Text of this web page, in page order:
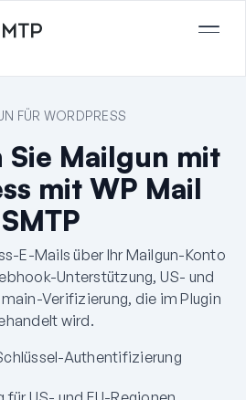
FÜR WORDPRESS
Sie Mailgun mit
mit WP Mail
SMTP
E-Mails über Ihr Mailgun-Konto
Unterstützung, US- und
Verifizierung, die im Plugin
wird.
Authentifizierung